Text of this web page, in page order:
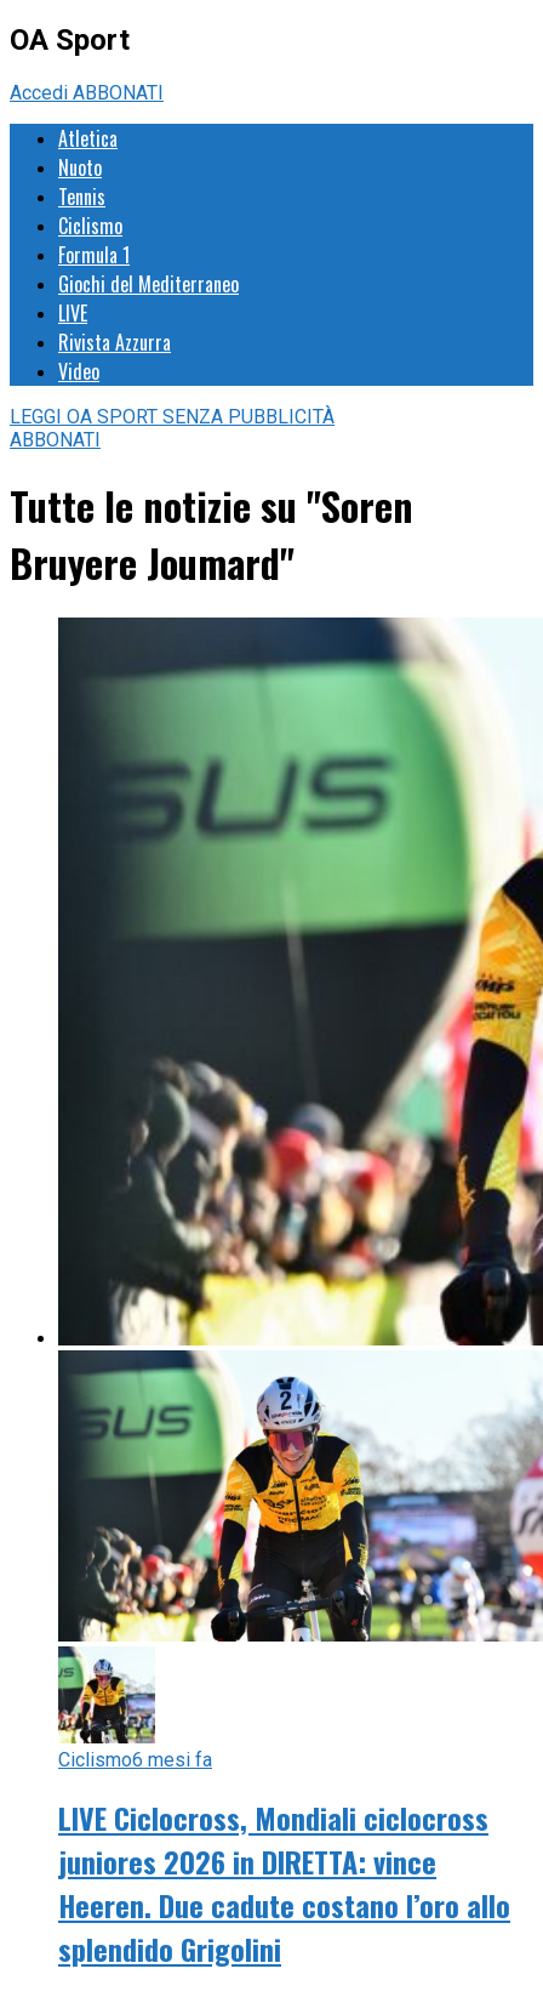
OA Sport
Accedi ABBONATI
Atletica
Nuoto
Tennis
Ciclismo
Formula 1
Giochi del Mediterraneo
LIVE
Rivista Azzurra
Video
LEGGI OA SPORT SENZA PUBBLICITÀ
ABBONATI
Tutte le notizie su "Soren
Bruyere Joumard"
Ciclismo6 mesi fa
LIVE Ciclocross, Mondiali ciclocross
juniores 2026 in DIRETTA: vince
Heeren. Due cadute costano l’oro allo
splendido Grigolini